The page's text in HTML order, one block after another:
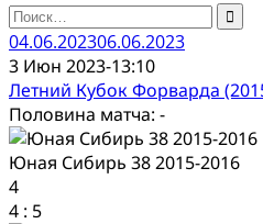
Найти:
04.06.202306.06.2023
3 Июн 2023-13:10
Летний Кубок Форварда
Половина матча: -
Юная Сибирь 38 2015-2016
4
4 : 5